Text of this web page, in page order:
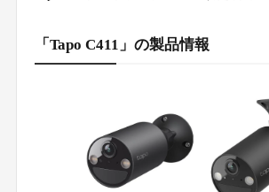
「Tapo C411」の製品情報